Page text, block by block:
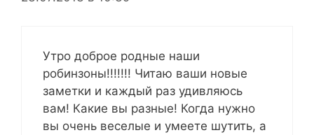
Утро доброе родные наши
робинзоны!!!!!!! Читаю ваши новые
заметки и каждый раз удивляюсь
вам! Какие вы разные! Когда нужно
вы очень веселые и умеете шутить, а